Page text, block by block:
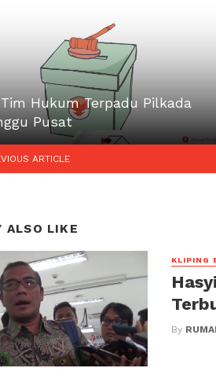
Hukum Terpadu Pilkada
Pusat
ARTICLE
ALSO LIKE
KLIPING
By